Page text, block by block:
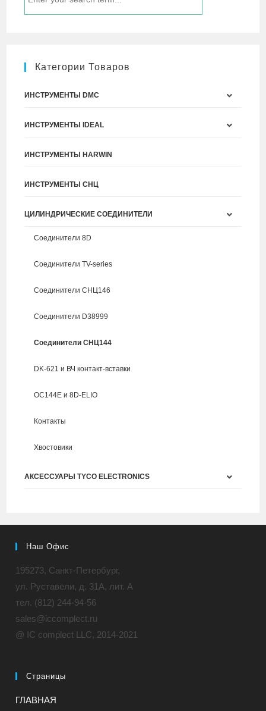
Категории Товаров
ИНСТРУМЕНТЫ DMC
ИНСТРУМЕНТЫ IDEAL
ИНСТРУМЕНТЫ HARWIN
ИНСТРУМЕНТЫ СНЦ
ЦИЛИНДРИЧЕСКИЕ СОЕДИНИТЕЛИ
Соединители 8D
Соединители TV-series
Соединители СНЦ146
Соединители D38999
Соединители СНЦ144
DK-621 и ВЧ контакт-вставки
ОС144Е и 8D-ELIO
Контакты
Хвостовики
АКСЕССУАРЫ TYCO ELECTRONICS
Наш Офис
195273, Санкт-Петербург,
ул. Руставели, д. 31A, лит. А
тел. (812) 244-94-56
sales@iccomplect.ru
@ IC complect LLC, 2014-2021
Страницы
ГЛАВНАЯ